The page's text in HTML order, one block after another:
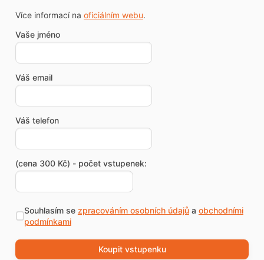
Více informací na oficiálním webu.
Vaše jméno
Váš email
Váš telefon
(cena 300 Kč) - počet vstupenek:
Souhlasím se zpracováním osobních údajůa obchodními
podmínkami
Koupit vstupenku